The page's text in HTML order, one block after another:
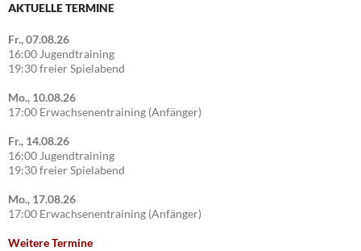
AKTUELLE TERMINE
Fr., 07.08.26
16:00 Jugendtraining
19:30 freier Spielabend
Mo., 10.08.26
17:00 Erwachsenentraining (Anfänger)
Fr., 14.08.26
16:00 Jugendtraining
19:30 freier Spielabend
Mo., 17.08.26
17:00 Erwachsenentraining (Anfänger)
Weitere Termine